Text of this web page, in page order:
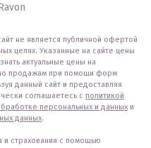
не является публичной офертой
целях. Указанные на сайте цены
актуальные цены на
продажам при помощи форм
данный сайт и предоставляя
соглашаетесь с политикой
персональных и данных и
данных.
и страхования с помощью